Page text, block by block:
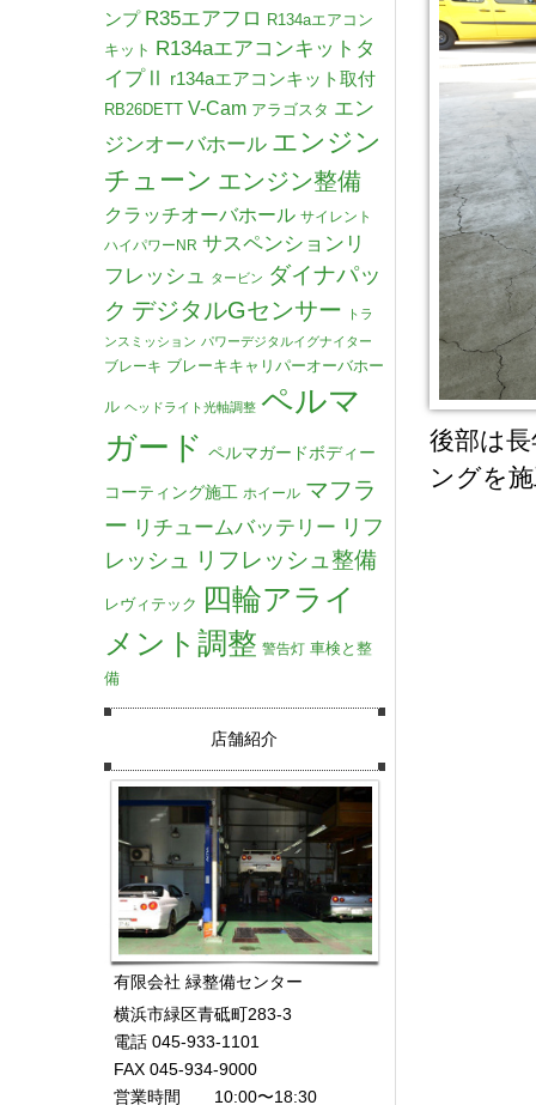
後部は
ングを
ンプ R35エアフロ R134aエアコン
キット R134aエアコンキットタ
イプⅡ
r134aエアコンキット取付
RB26DETT V-Cam アラゴスタ エン
ジンオーバホール エンジン
チューン エンジン整備
クラッチオーバホール サイレント
ハイパワーNR サスペンションリ
フレッシュ
タービン ダイナパッ
ク デジタルGセンサー
トラ
ンスミッション パワーデジタルイグナイター
ブレーキ ブレーキキャリパーオーバホー
ル ヘッドライト光軸調整 ペルマ
ガード ペルマガードボディー
コーティング施工 ホイール マフラ
ー リチュームバッテリー リフ
レッシュ
リフレッシュ整備
レヴィテック 四輪アライ
メント調整 警告灯 車検と整
備
店舗紹介
有限会社 緑整備センター
横浜市緑区青砥町283-3
電話 045-933-1101
FAX 045-934-9000
営業時間 10:00〜18:30